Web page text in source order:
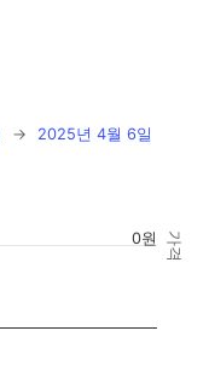
가격
→ 2025년 4월 6일
0원